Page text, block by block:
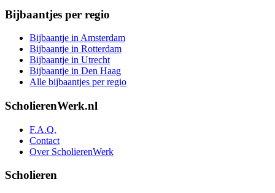
Bijbaantjes per regio
Bijbaantje in Amsterdam
Bijbaantje in Rotterdam
Bijbaantje in Utrecht
Bijbaantje in Den Haag
Alle bijbaantjes per regio
ScholierenWerk.nl
F.A.Q.
Contact
Over ScholierenWerk
Scholieren